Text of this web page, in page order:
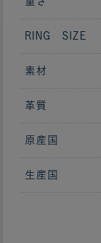
RING SIZE
素材
革質
原産国
生産国